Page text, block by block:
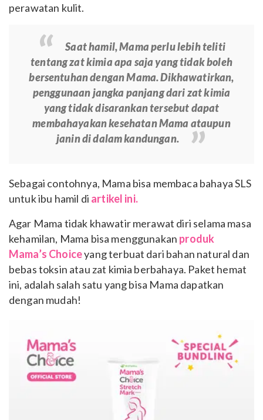
perawatan kulit.
Saat hamil, Mama perlu lebih teliti
tentang zat kimia apa saja yang tidak boleh
bersentuhan dengan Mama. Dikhawatirkan,
penggunaan jangka panjang dari zat kimia
yang tidak disarankan tersebut dapat
membahayakan kesehatan Mama ataupun
janin di dalam kandungan.
Sebagai contohnya, Mama bisa membaca bahaya SLS
untuk ibu hamil di artikel ini.
Agar Mama tidak khawatir merawat diri selama masa
kehamilan, Mama bisa menggunakan produk
Mama’s Choiceyang terbuat dari bahan natural dan
bebas toksin atau zat kimia berbahaya. Paket hemat
ini, adalah salah satu yang bisa Mama dapatkan
dengan mudah!